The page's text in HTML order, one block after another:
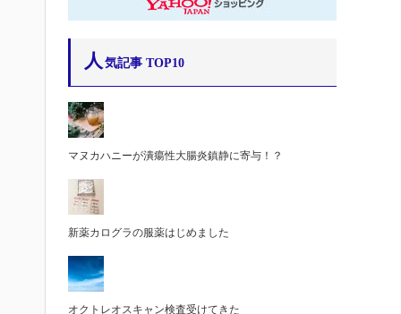
人 気記事 TOP10
マヌカハニーが潰瘍性大腸炎鎮静に寄与！？
新薬カログラの服薬はじめました
オクトレオスキャン検査受けてきた